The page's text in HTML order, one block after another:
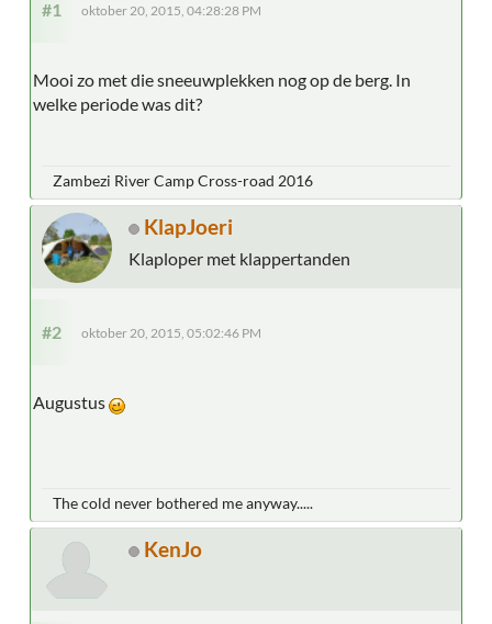
#1 oktober 20, 2015, 04:28:28 PM
Mooi zo met die sneeuwplekken nog op de berg. In
welke periode was dit?
Zambezi River Camp Cross-road 2016
KlapJoeri
Klaploper met klappertanden
#2 oktober 20, 2015, 05:02:46 PM
Augustus
The cold never bothered me anyway.....
KenJo